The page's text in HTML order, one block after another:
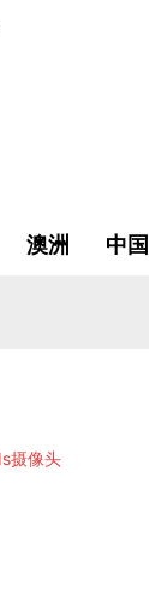
澳洲 中国